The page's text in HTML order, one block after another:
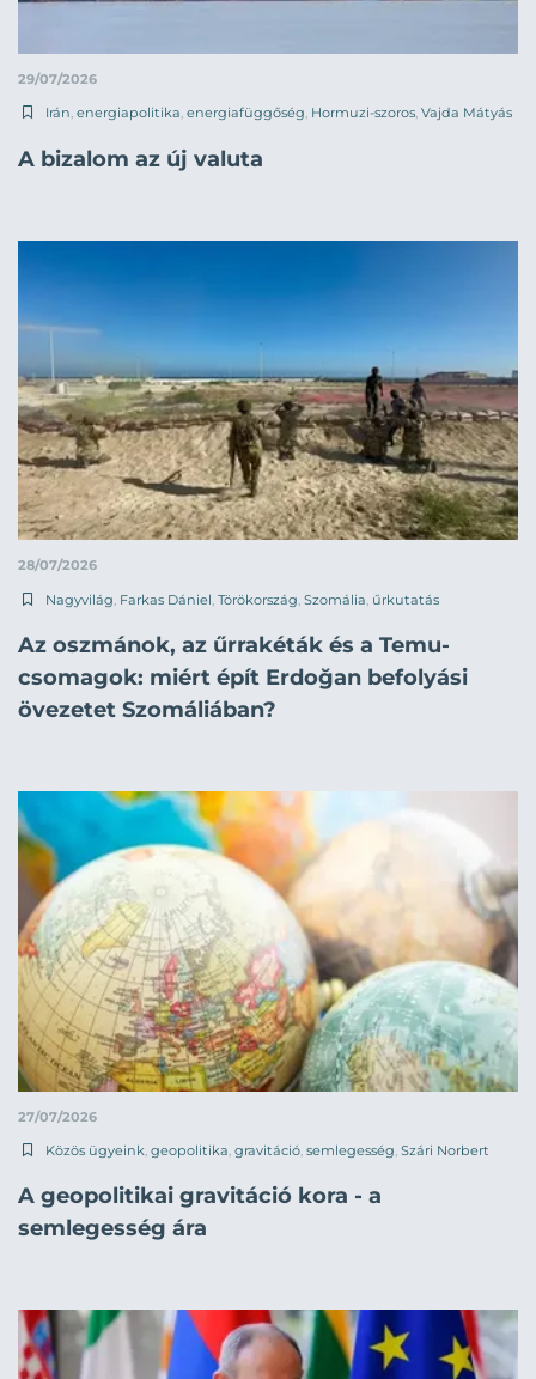
29/07/2026
Irán, energiapolitika, energiafüggőség, Hormuzi-szoros, Vajda Mátyás
A bizalom az új valuta
28/07/2026
Nagyvilág Farkas Dániel Törökország Szomália űrkutatás
Az oszmánok, az űrrakéták és a Temu-
csomagok: miért épít Erdoğan befolyási
övezetet Szomáliában?
27/07/2026
Közös ügyeink geopolitika gravitáció semlegesség Szári Norbert
A geopolitikai gravitáció kora - a
semlegesség ára